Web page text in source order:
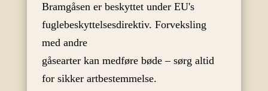
Bramgåsen er beskyttet under EU's
fuglebeskyttelsesdirektiv. Forveksling
med andre
gåsearter kan medføre bøde – sørg altid
for sikker artbestemmelse.